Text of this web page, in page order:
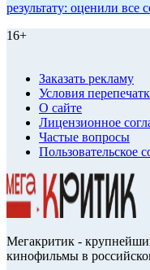
результату: оценили все
16+
Заказать рекламу
Условия
О сайте
Лицензионное
Частые вопросы
Пользовательское
Мегакритик -
кинофильмы в